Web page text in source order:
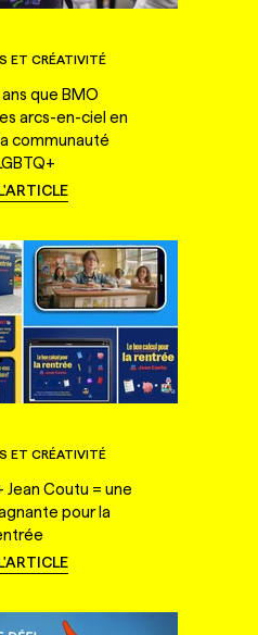
ET CRÉATIVITÉ
que BMO
arcs-en-ciel en
communauté
ET CRÉATIVITÉ
Jean Coutu = une
pour la